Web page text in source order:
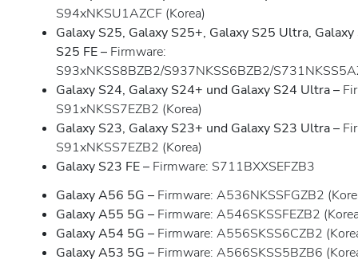
S94xNKSU1AZCF (Korea)
Galaxy S25, Galaxy S25+, Galaxy S25 Ultra, Galaxy
S25 FE – Firmware:
S93xNKSS8BZB2/S937NKSS6BZB2/
Galaxy S24, Galaxy S24+ und Galaxy S24 Ultra –
S91xNKSS7EZB2 (Korea)
Galaxy S23, Galaxy S23+ und Galaxy S23 Ultra –
S91xNKSS7EZB2 (Korea)
Galaxy S23 FE – Firmware: S711BXXSEFZB3
Galaxy A56 5G – Firmware: A536NKSSFGZB2
Galaxy A55 5G – Firmware: A546SKSSFEZB2
Galaxy A54 5G – Firmware: A556SKSS6CZB2
Galaxy A53 5G – Firmware: A566SKSS5BZB6